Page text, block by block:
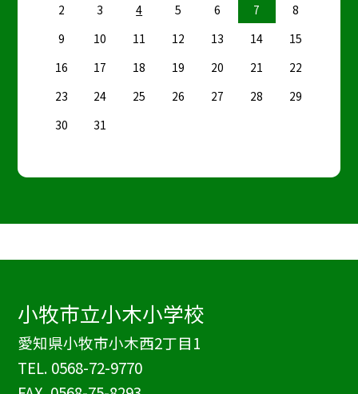
2
3 4 5 6 7
8
9
10 11 12 13 14
15
16
17 18 19 20 21
22
23
24 25 26 27 28
29
30
31
小牧市立小木小学校
愛知県小牧市小木西2丁目1
TEL. 0568-72-9770